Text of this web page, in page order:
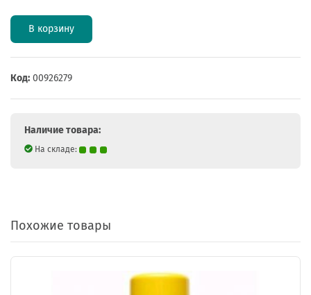
В корзину
Код: 00926279
Наличие товара:
На складе:
Похожие товары